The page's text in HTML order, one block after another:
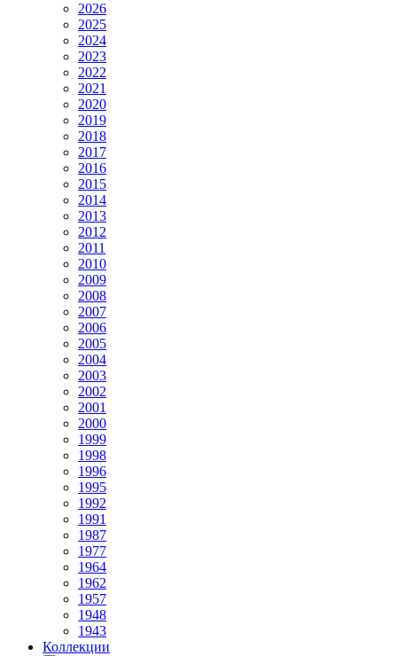
2026
2025
2024
2023
2022
2021
2020
2019
2018
2017
2016
2015
2014
2013
2012
2011
2010
2009
2008
2007
2006
2005
2004
2003
2002
2001
2000
1999
1998
1996
1995
1992
1991
1987
1977
1964
1962
1957
1948
1943
Коллекции